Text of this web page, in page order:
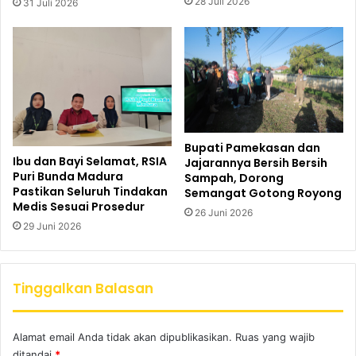
31 Juli 2026
Ibu dan Bayi Selamat, RSIA
Puri Bunda Madura
Pastikan Seluruh Tindakan
Medis Sesuai Prosedur
29 Juni 2026
Bupati Pamekasan dan
Jajarannya Bersih Bersih
Sampah, Dorong
Semangat Gotong Royong
26 Juni 2026
Tinggalkan Balasan
Alamat email Anda tidak akan dipublikasikan. Ruas yang wajib